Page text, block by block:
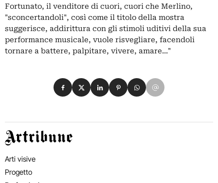
Fortunato, il venditore di cuori, cuori che Merlino,
"sconcertandoli", così come il titolo della mostra
suggerisce, addirittura con gli stimoli uditivi della sua
performance musicale, vuole risvegliare, facendoli
tornare a battere, palpitare, vivere, amare..."
Condividi su Facebook
Condividi su X
Condividi su LinkedIn
Condividi su Pinterest
Condividi su WhatsApp
Condividi su Email
Artribune
Arti visive
Progetto